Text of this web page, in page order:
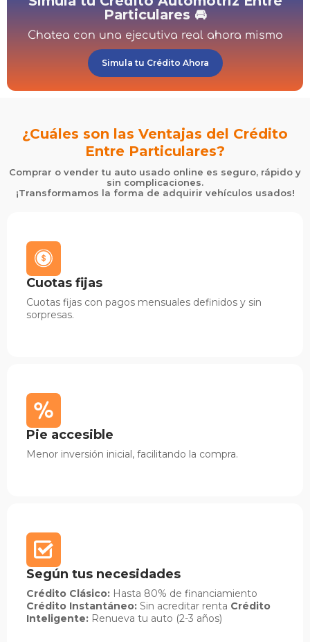
Particulares 🚘
Chatea con una ejecutiva real ahora mismo
Simula tu Crédito Ahora
¿Cuáles son las Ventajas del Crédito
Entre Particulares?
Comprar o vender tu auto usado online es seguro, rápido y
sin complicaciones.
¡Transformamos la forma de adquirir vehículos usados!
Cuotas fijas
Cuotas fijas con pagos mensuales definidos y sin
sorpresas.
Pie accesible
Menor inversión inicial, facilitando la compra.
Según tus necesidades
Crédito Clásico: Hasta 80% de financiamiento
Crédito Instantáneo: Sin acreditar renta Crédito
Inteligente: Renueva tu auto (2-3 años)